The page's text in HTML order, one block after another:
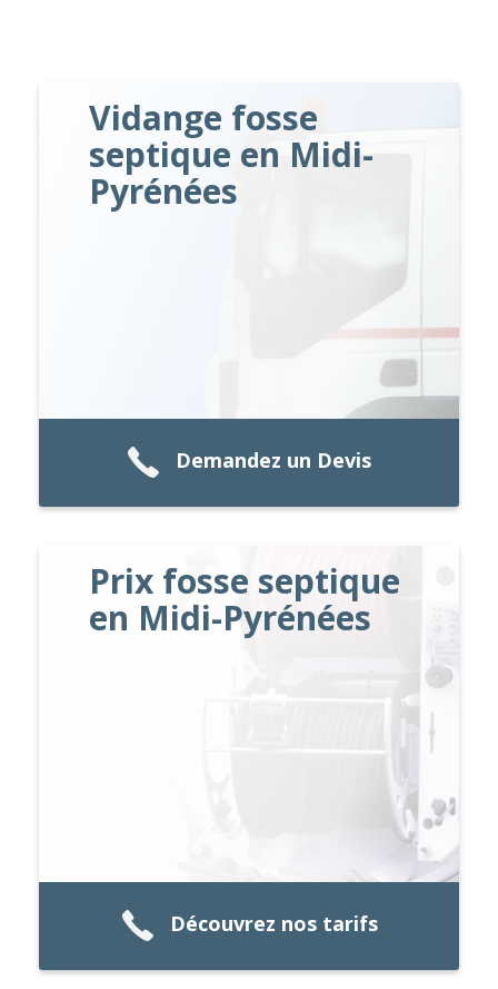
Vidange fosse
septique en Midi-
Pyrénées
Demandez un Devis
Prix fosse septique
en Midi-Pyrénées
Découvrez nos tarifs